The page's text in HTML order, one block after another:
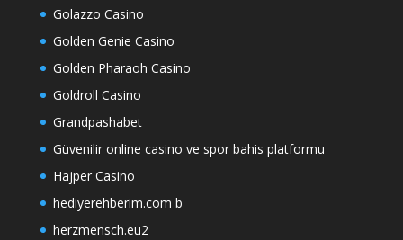
Golazzo Casino
Golden Genie Casino
Golden Pharaoh Casino
Goldroll Casino
Grandpashabet
Güvenilir online casino ve spor bahis platformu
Hajper Casino
hediyerehberim.com b
herzmensch.eu2